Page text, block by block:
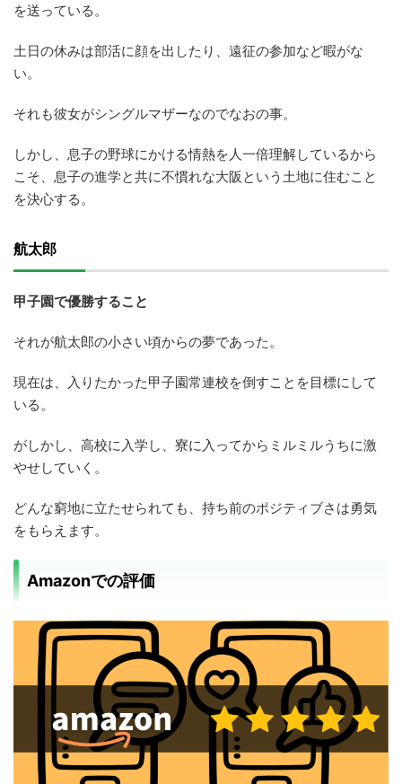
を送っている。
土日の休みは部活に顔を出したり、遠征の参加など暇がな
い。
それも彼女がシングルマザーなのでなおの事。
しかし、息子の野球にかける情熱を人一倍理解しているから
こそ、息子の進学と共に不慣れな大阪という土地に住むこと
を決心する。
航太郎
甲子園で優勝すること
それが航太郎の小さい頃からの夢であった。
現在は、入りたかった甲子園常連校を倒すことを目標にして
いる。
がしかし、高校に入学し、寮に入ってからミルミルうちに激
やせしていく。
どんな窮地に立たせられても、持ち前のポジティブさは勇気
をもらえます。
Amazonでの評価